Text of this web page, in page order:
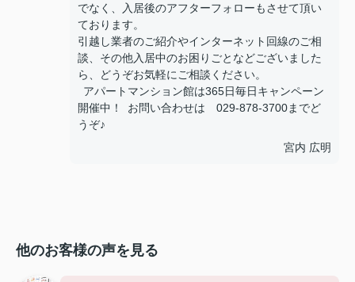
でなく、入居後のアフターフォローもさせて頂い
ております。
引越し業者のご紹介やインターネット回線のご相
談、その他入居中のお困りごとなどございました
ら、どうぞお気軽にご相談ください。
アパートマンション館は365日毎日キャンペーン
開催中！ お問い合わせは 029-878-3700までど
うぞ♪
宮内 広明
他のお客様の声を見る